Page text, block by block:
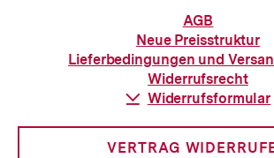
l
zur
AGB
Neue Preisstruktur
Lieferbedingungen und
Widerrufsrecht
Download-
Widerrufsformular
VERTRAG